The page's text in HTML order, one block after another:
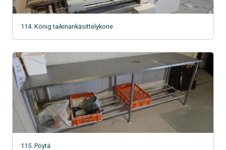
114. König taikinankäsittelykone
115. Pöytä